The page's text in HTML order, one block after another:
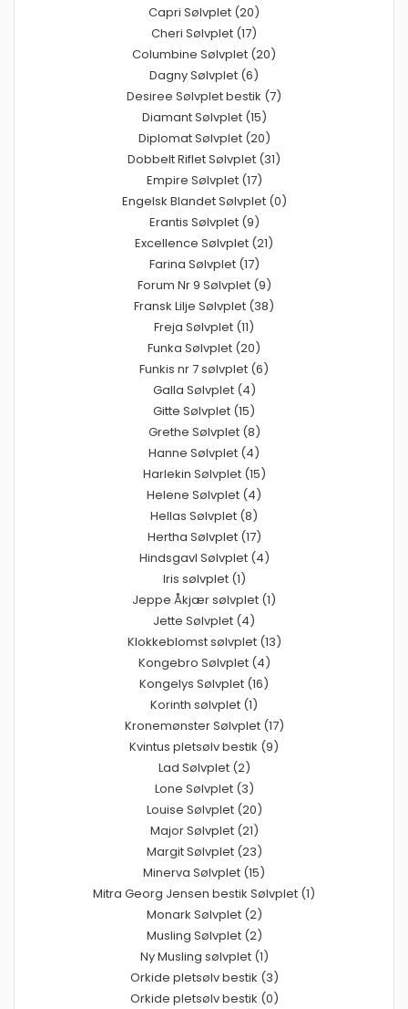
Capri Sølvplet (20)
Cheri Sølvplet (17)
Columbine Sølvplet (20)
Dagny Sølvplet (6)
Desiree Sølvplet bestik (7)
Diamant Sølvplet (15)
Diplomat Sølvplet (20)
Dobbelt Riflet Sølvplet (31)
Empire Sølvplet (17)
Engelsk Blandet Sølvplet (0)
Erantis Sølvplet (9)
Excellence Sølvplet (21)
Farina Sølvplet (17)
Forum Nr 9 Sølvplet (9)
Fransk Lilje Sølvplet (38)
Freja Sølvplet (11)
Funka Sølvplet (20)
Funkis nr 7 sølvplet (6)
Galla Sølvplet (4)
Gitte Sølvplet (15)
Grethe Sølvplet (8)
Hanne Sølvplet (4)
Harlekin Sølvplet (15)
Helene Sølvplet (4)
Hellas Sølvplet (8)
Hertha Sølvplet (17)
Hindsgavl Sølvplet (4)
Iris sølvplet (1)
Jeppe Åkjær sølvplet (1)
Jette Sølvplet (4)
Klokkeblomst sølvplet (13)
Kongebro Sølvplet (4)
Kongelys Sølvplet (16)
Korinth sølvplet (1)
Kronemønster Sølvplet (17)
Kvintus pletsølv bestik (9)
Lad Sølvplet (2)
Lone Sølvplet (3)
Louise Sølvplet (20)
Major Sølvplet (21)
Margit Sølvplet (23)
Minerva Sølvplet (15)
Mitra Georg Jensen bestik Sølvplet (1)
Monark Sølvplet (2)
Musling Sølvplet (2)
Ny Musling sølvplet (1)
Orkide pletsølv bestik (3)
Orkide pletsølv bestik (0)